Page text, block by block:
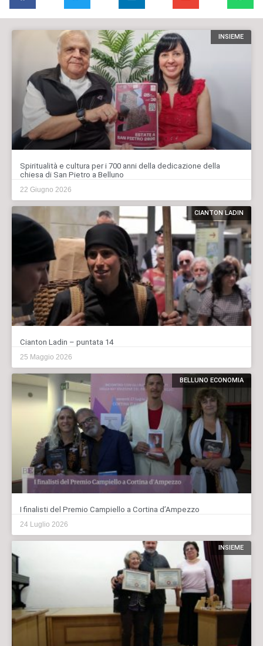
INSIEME
Spiritualità e cultura per i 700 anni della dedicazione della
chiesa di San Pietro a Belluno
22 Giugno 2026
CIANTON LADIN
Cianton Ladin – puntata 14
25 Maggio 2026
BELLUNO ECONOMIA
I finalisti del Premio Campiello a Cortina d’Ampezzo
24 Luglio 2026
INSIEME